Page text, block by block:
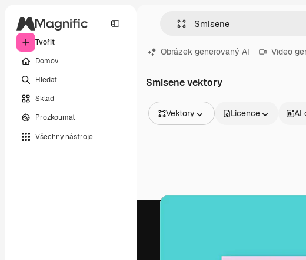
Tvořit
Domov
Hledat
Sklad
Prozkoumat
Všechny nástroje
Obrázek generovaný AI Video
Smisene vektory
Vektory
Videa
Licence AI